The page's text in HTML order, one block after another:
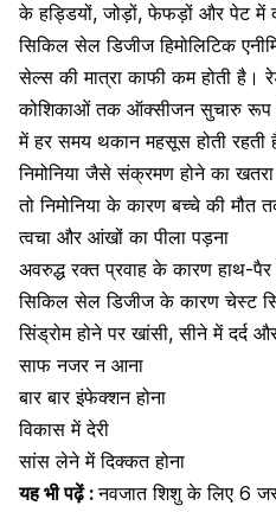
केहड्डियों,जोड़ों,फेफड़ों औरपेट में
सिकिल सेल डिजीज हिमोलिटिक
सेल्स की मात्रा काफी कम होती
कोशिकाओं तक ऑक्सीजन सुचारु रूप
में हर समय थकान महसूस होती रहती
निमोनिया जैसे संक्रमण होने का खतरा
तोनिमोनिया के कारण बच्चे की मौत
त्वचा और आंखों का पीला पड़ना
अवरुद्ध रक्त प्रवाह के कारण हाथ-पैर
सिकिल सेल डिजीज के कारण चेस्ट
सिंड्रोम होने परखांसी,सीने में दर्द
साफ नजर न आना
बार बारइंफेक्शनहोना
विकास में देरी
सांस लेने में दिक्कत होना
यह भी पढ़ें :नवजात शिशु के लिए 6